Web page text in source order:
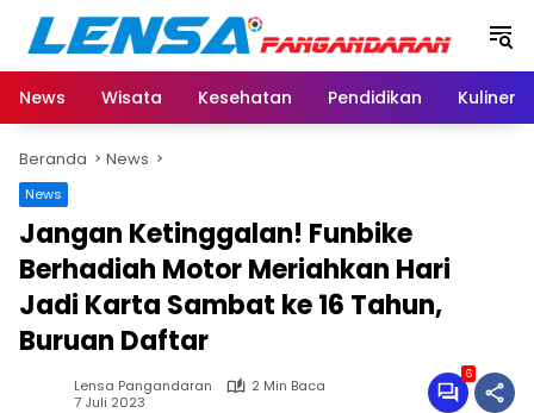
Langsung
konten
News
Wisata Kesehatan Pendidikan Kuliner
Beranda News
News
Jangan Ketinggalan! Funbike
Berhadiah Motor Meriahkan Hari
Jadi Karta Sambat ke 16 Tahun,
Buruan Daftar
Lensa Pangandaran
2 Min Baca
7 Juli 2023
6